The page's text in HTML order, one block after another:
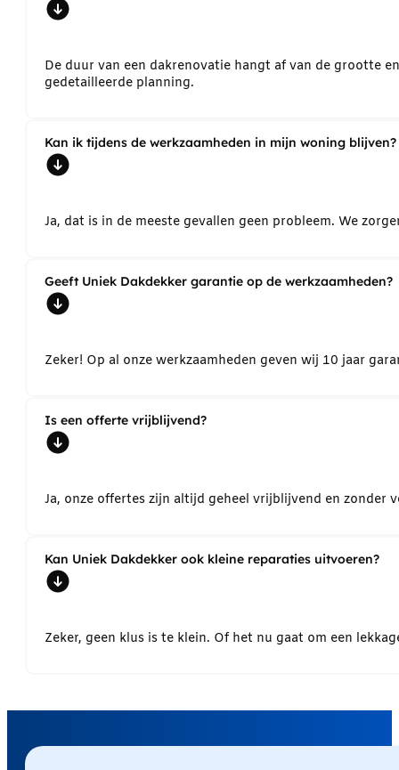
De duur van een dakrenovatie hangt af van de grootte
gedetailleerde planning.
Kan ik tijdens de werkzaamheden in mijn woning blijven?
Ja, dat is in de meeste gevallen geen probleem. We
Geeft Uniek Dakdekker garantie op de werkzaamheden?
Zeker! Op al onze werkzaamheden geven wij 10 jaar
Is een offerte vrijblijvend?
Ja, onze offertes zijn altijd geheel vrijblijvend en
Kan Uniek Dakdekker ook kleine reparaties uitvoeren?
Zeker, geen klus is te klein. Of het nu gaat om een